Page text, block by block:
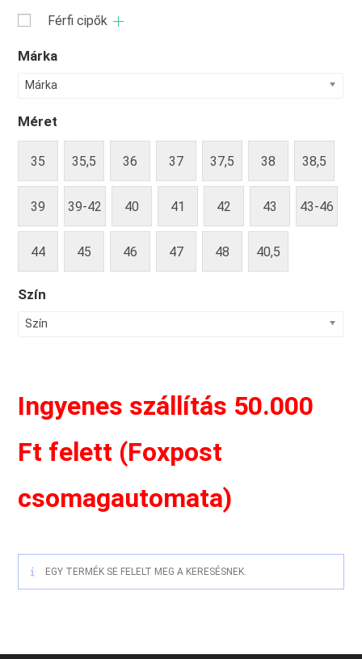
Férfi cipők
Márka
Márka
Méret
35 35,5 36 37 37,5 38 38,5
39 39-42 40 41 42 43 43-46
44 45 46 47 48 40,5
Szín
Szín
Ingyenes szállítás 50.000
Ft felett (Foxpost
csomagautomata)
EGY TERMÉK SE FELELT MEG A KERESÉSNEK.